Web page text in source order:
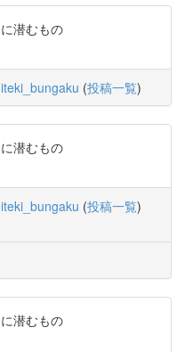
潜むもの
(投稿一覧)
潜むもの
(投稿一覧)
潜むもの